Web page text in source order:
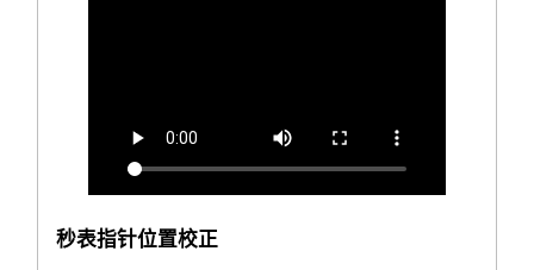
秒表指针位置校正